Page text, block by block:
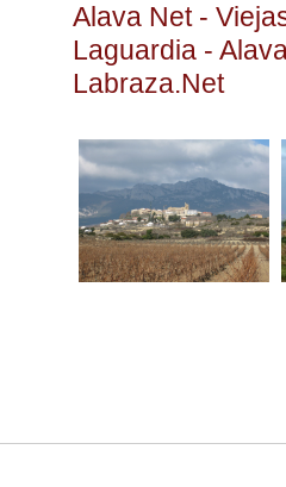
Alava Net -
Laguardia -
Labraza.Net